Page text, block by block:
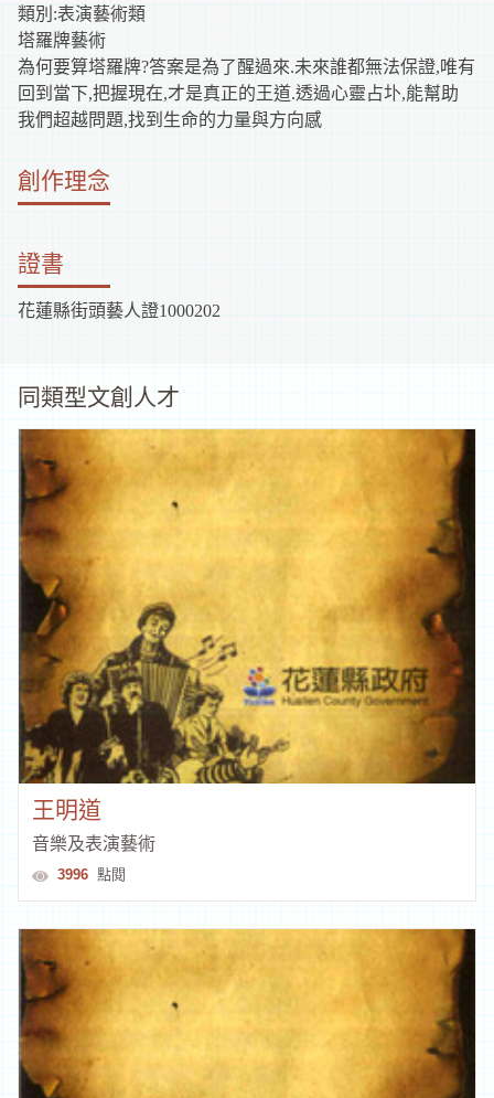
補
助
資
訊
類別:表演藝術類
塔羅牌藝術
為何要算塔羅牌?答案是為了醒過來.未來誰都無法保證,唯有
回到當下,把握現在,才是真正的王道.透過心靈占圤,能幫助
我們超越問題,找到生命的力量與方向感
創作理念
證書
花蓮縣街頭藝人證1000202
同類型文創人才
王明道
音樂及表演藝術
3996 點閱